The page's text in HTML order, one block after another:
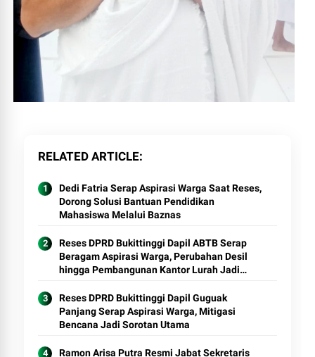
RELATED ARTICLE
Dedi Fatria Serap Aspirasi Warga Saat Reses,
Dorong Solusi Bantuan Pendidikan
Mahasiswa Melalui Baznas
Reses DPRD Bukittinggi Dapil ABTB Serap
Beragam Aspirasi Warga, Perubahan Desil
hingga Pembangunan Kantor Lurah Jadi
Reses DPRD Bukittinggi Dapil Guguak
Panjang Serap Aspirasi Warga, Mitigasi
Bencana Jadi Sorotan Utama
Ramon Arisa Putra Resmi Jabat Sekretaris